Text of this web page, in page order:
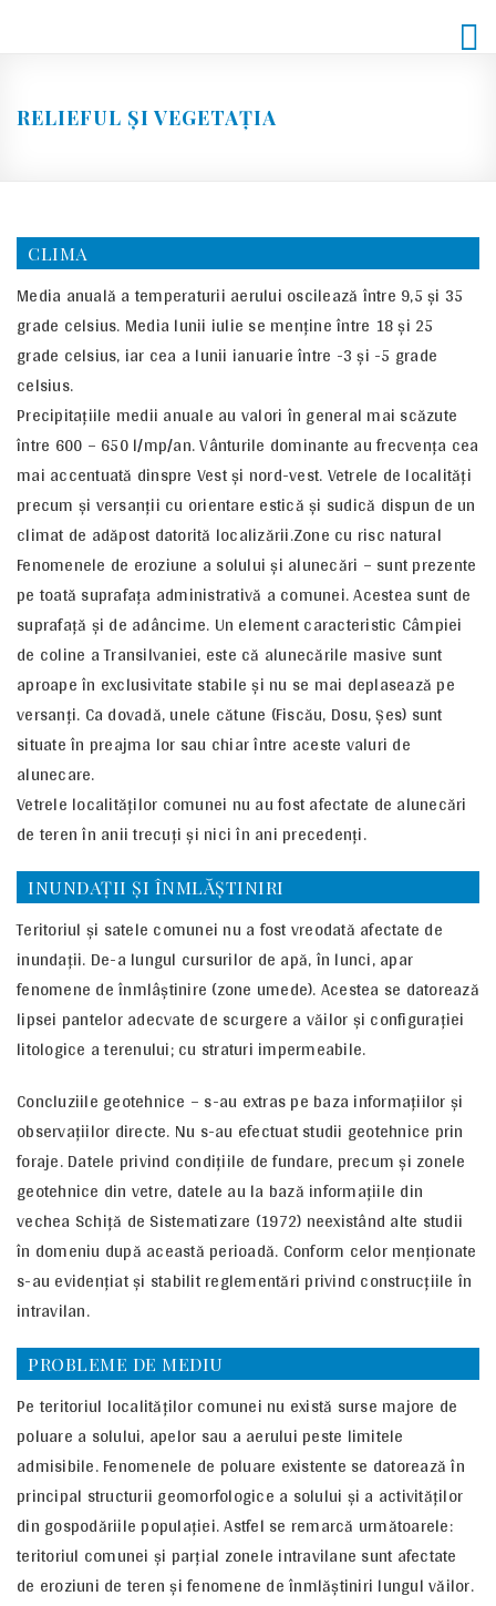
RELIEFUL ŞI VEGETAŢIA
CLIMA
Media anuală a temperaturii aerului oscilează între 9,5 şi 35
grade celsius. Media lunii iulie se menţine între 18 şi 25
grade celsius, iar cea a lunii ianuarie între -3 şi -5 grade
celsius.
Precipitaţiile medii anuale au valori în general mai scăzute
între 600 – 650 l/mp/an. Vânturile dominante au frecvenţa cea
mai accentuată dinspre Vest şi nord-vest. Vetrele de localităţi
precum şi versanţii cu orientare estică şi sudică dispun de un
climat de adăpost datorită localizării.Zone cu risc natural
Fenomenele de eroziune a solului şi alunecări – sunt prezente
pe toată suprafaţa administrativă a comunei. Acestea sunt de
suprafaţă şi de adâncime. Un element caracteristic Câmpiei
de coline a Transilvaniei, este că alunecările masive sunt
aproape în exclusivitate stabile şi nu se mai deplasează pe
versanţi. Ca dovadă, unele cătune (Fiscău, Dosu, Şes) sunt
situate în preajma lor sau chiar între aceste valuri de
alunecare.
Vetrele localităţilor comunei nu au fost afectate de alunecări
de teren în anii trecuţi şi nici în ani precedenţi.
INUNDAŢII ŞI ÎNMLĂŞTINIRI
Teritoriul şi satele comunei nu a fost vreodată afectate de
inundaţii. De-a lungul cursurilor de apă, în lunci, apar
fenomene de înmlâştinire (zone umede). Acestea se datorează
lipsei pantelor adecvate de scurgere a văilor şi configuraţiei
litologice a terenului; cu straturi impermeabile.
Concluziile geotehnice – s-au extras pe baza informaţiilor şi
observaţiilor directe. Nu s-au efectuat studii geotehnice prin
foraje. Datele privind condiţiile de fundare, precum şi zonele
geotehnice din vetre, datele au la bază informaţiile din
vechea Schiţă de Sistematizare (1972) neexistând alte studii
în domeniu după această perioadă. Conform celor menţionate
s-au evidenţiat şi stabilit reglementări privind construcţiile în
intravilan.
PROBLEME DE MEDIU
Pe teritoriul localităţilor comunei nu există surse majore de
poluare a solului, apelor sau a aerului peste limitele
admisibile. Fenomenele de poluare existente se datorează în
principal structurii geomorfologice a solului şi a activităţilor
din gospodăriile populaţiei. Astfel se remarcă următoarele:
teritoriul comunei şi parţial zonele intravilane sunt afectate
de eroziuni de teren şi fenomene de înmlăştiniri lungul văilor.